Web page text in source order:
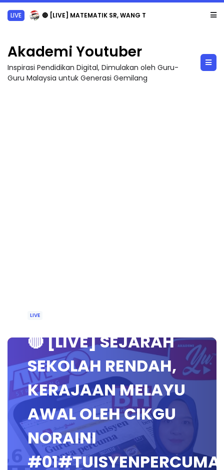
LIVE 🔴 [LIVE] MATEMATIK SR, WANG TAHUN 6 OLEH CIKGU ANITA #ALLINONE #141 #...
Akademi Youtuber
Inspirasi Pendidikan Digital, Dimulakan oleh Guru-
Guru Malaysia untuk Generasi Gemilang
LIVE
🔴 [LIVE] SEJARAH
SEKOLAH RENDAH,
KERAJAAN MELAYU
AWAL OLEH CIKGU
NORAINI
#01#TUISYENPERCUMA